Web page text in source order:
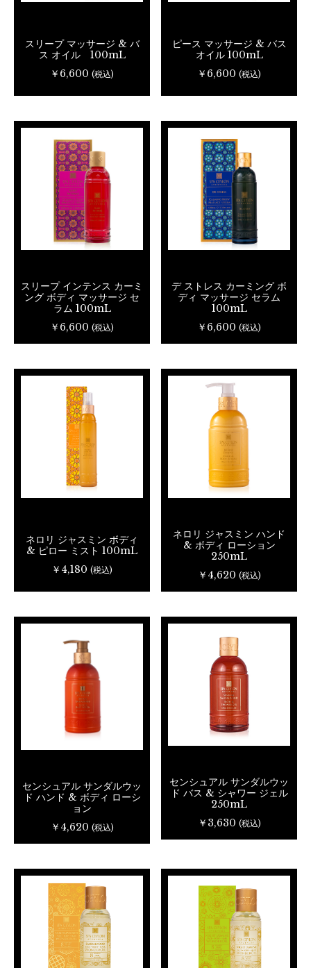
スリープ マッサージ & バ
ス オイル 100mL
￥6,600 (税込)
ピース マッサージ & バス
オイル 100mL
￥6,600 (税込)
スリープ インテンス カーミ
ング ボディ マッサージ セ
ラム 100mL
￥6,600 (税込)
デ ストレス カーミング ボ
ディ マッサージ セラム
100mL
￥6,600 (税込)
ネロリ ジャスミン ボディ
& ピロー ミスト 100mL
￥4,180 (税込)
ネロリ ジャスミン ハンド
& ボディ ローション
250mL
￥4,620 (税込)
センシュアル サンダルウッ
ド ハンド & ボディ ローシ
ョン
￥4,620 (税込)
センシュアル サンダルウッ
ド バス & シャワー ジェル
250mL
￥3,630 (税込)